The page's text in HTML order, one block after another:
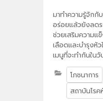
มาทำความรู้จักกั
อร่อยแล้วยังลดร
ช่วยเสริมความแ
เลือดและบำรุงหั
เมนูที่จะทำกันใน
สุกุเนะ หรือไก่บ
ญี่ปุ่นไปดูวิธีทำกัน
อย่างไรให้อร่อย
ใจเราดีขึ้น
โภชนาการ
สถาบันโรค